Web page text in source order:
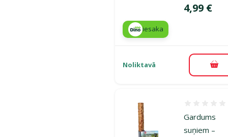
Cena
4,99 €
iesaka
Noliktavā
Gardums
suņiem –